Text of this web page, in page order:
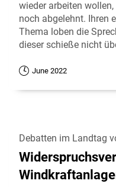
wieder arbeiten
noch abgelehnt. Ihren
Thema loben die
dieser schieße nicht
June 2022
Debatten im Landtag